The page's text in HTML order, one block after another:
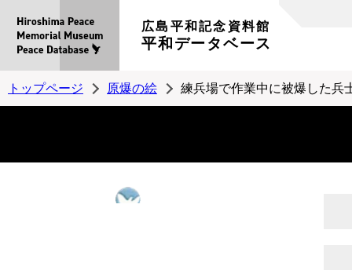
広島平和記念資料館
平和データベース
トップページ 原爆の絵 練兵場で作業中に被爆した兵